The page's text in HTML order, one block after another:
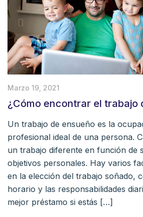
Marzo 19, 2021
¿Cómo encontrar el trabajo
Un trabajo de ensueño es la
profesional ideal de una persona.
un trabajo diferente en función de
objetivos personales. Hay varios
en la elección del trabajo soñado,
horario y las responsabilidades
mejor préstamo si estás […]